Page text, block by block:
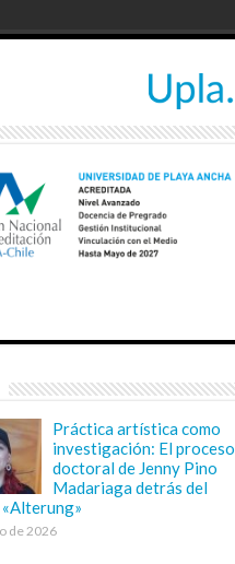
Práctica artística como
investigación: El proceso
doctoral de Jenny Pino
Madariaga detrás del
de 2026